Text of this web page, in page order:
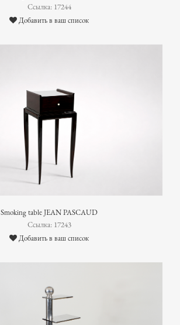
Ссылка: 17244
Добавить в ваш список
Smoking table JEAN PASCAUD
Ссылка: 17243
Добавить в ваш список